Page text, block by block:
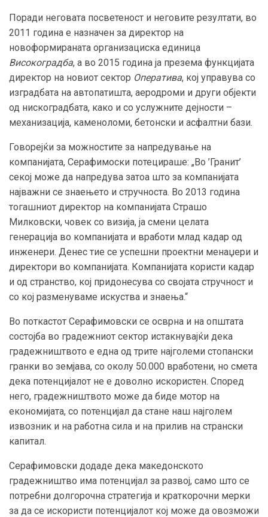
Поради неговата посветеност и неговите резултати, во
2011 година е назначен за директор на
новоформираната организациска единица
Високоградба, а во 2015 година ја презема функцијата
директор на новиот сектор Оператива, кој управува со
изградбата на автопатишта, аеродроми и други објекти
од нискоградбата, како и со услужните дејности –
механизација, каменоломи, бетонски и асфалтни бази.
Говорејќи за можностите за напредување на
компанијата, Серафимоски потецираше: „Во ’Гранит’
секој може да напредува затоа што за компанијата
најважни се знаењето и стручноста. Во 2013 година
тогашниот директор на компанијата Страшо
Милковски, човек со визија, ја смени целата
генерација во компанијата и вработи млад кадар од
инженери. Денес тие се успешни проектни менаџери и
директори во компанијата. Компанијата користи кадар
и од странство, кој придонесува со својата стручност и
со кој разменуваме искуства и знаења.“
Во поткастот Серафимовски се осврна и на општата
состојба во градежниот сектор истакнувајќи дека
градежништвото е една од трите најголеми стопански
гранки во земјава, со околу 50.000 вработени, но смета
дека потенцијалот не е доволно искористен. Според
него, градежништвото може да биде мотор на
економијата, со потенцијал да стане наш најголем
извозник и на работна сила и на прилив на странски
капитал.
Серафимовски додаде дека македонското
градежништво има потенцијал за развој, само што се
потребни долгорочна стратегија и краткорочни мерки
за да се искористи потенцијалот кој може да овозможи